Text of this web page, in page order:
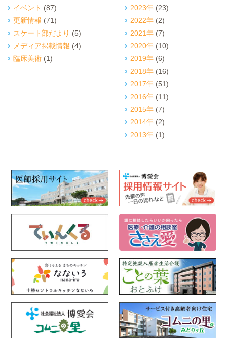
イベント (87)
更新情報 (71)
スケート部だより (5)
メディア掲載情報 (4)
臨床美術 (1)
2023年 (23)
2022年 (2)
2021年 (7)
2020年 (10)
2019年 (6)
2018年 (16)
2017年 (51)
2016年 (11)
2015年 (7)
2014年 (2)
2013年 (1)